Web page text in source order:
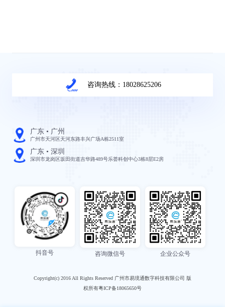
咨询热线：18028625206
广东 • 广州
广州市天河区天河东路丰兴广场A栋2511室
广东 • 深圳
深圳市龙岗区坂田街道吉华路489号乐荟科创中心3栋8层E2房
抖音号 咨询微信号 企业公众号
Copyright(c) 2016 All Rights Reserved 广州市易境通数字科技有限公司 版
权所有粤ICP备18065650号